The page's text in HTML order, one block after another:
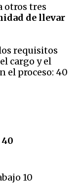
otros tres
de llevar
requisitos
cargo y el
el proceso: 40
10